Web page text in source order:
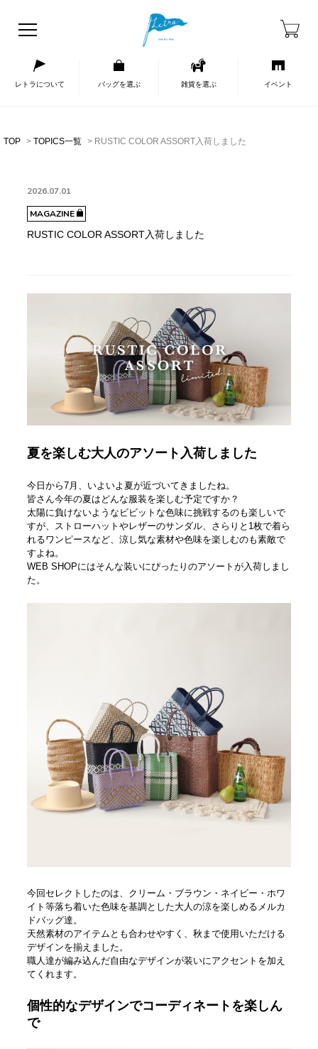
レトラについて バッグを選ぶ 雑貨を選ぶ イベント
TOP TOPICS一覧 RUSTIC COLOR ASSORT入荷しました
2026.07.01
MAGAZINE
RUSTIC COLOR ASSORT入荷しました
夏を楽しむ大人のアソート入荷しました
今日から7月、いよいよ夏が近づいてきましたね。
皆さん今年の夏はどんな服装を楽しむ予定ですか？
太陽に負けないようなビビットな色味に挑戦するのも楽しいで
すが、ストローハットやレザーのサンダル、さらりと1枚で着ら
れるワンピースなど、涼し気な素材や色味を楽しむのも素敵で
すよね。
WEB SHOPにはそんな装いにぴったりのアソートが入荷しまし
た。
今回セレクトしたのは、クリーム・ブラウン・ネイビー・ホワ
イト等落ち着いた色味を基調とした大人の涼を楽しめるメルカ
ドバッグ達。
天然素材のアイテムとも合わせやすく、秋まで使用いただける
デザインを揃えました。
職人達が編み込んだ自由なデザインが装いにアクセントを加え
てくれます。
個性的なデザインでコーディネートを楽しん
で